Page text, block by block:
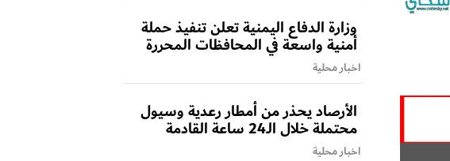
وزارة الدفاع اليمنية تعلن تنفيذ حملة
أمنية واسعة في المحافظات المحررة
اخبار محلية
الأرصاد يحذر من أمطار رعدية وسيول
محتملة خلال الـ24 ساعة القادمة
اخبار محلية